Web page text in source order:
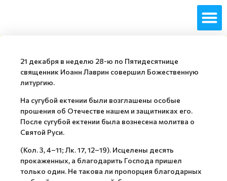
21 декабря в неделю 28-ю по Пятидесятнице
священник Иоанн Лаврин совершил Божественную
литургию.
На сугубой ектении были возглашены особые
прошения об Отечестве нашем и защитниках его.
После сугубой ектении была вознесена молитва о
Святой Руси.
(Кол. 3, 4–11; Лк. 17, 12–19). Исцелены десять
прокаженных, а благодарить Господа пришел
только один. Не такова ли пропорция благодарных